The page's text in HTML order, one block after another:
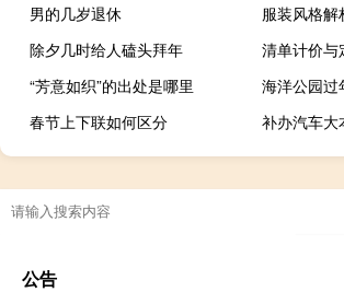
男的几岁退休
除夕几时给人磕头拜年
“芳意如织”的出处是哪里
海洋公园过
春节上下联如何区分
补办汽车大
公告